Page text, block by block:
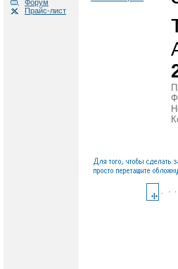
Форум
Прайс-лист